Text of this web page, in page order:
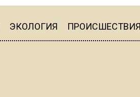
16:19
ЭКОЛОГИЯ ПРОИСШЕСТВИЯ